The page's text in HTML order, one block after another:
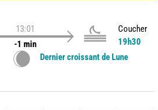
13:01
-1 min
Coucher
19h30
Dernier croissant de Lune